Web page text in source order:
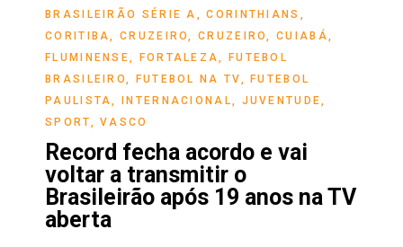
BRASILEIRÃO SÉRIE A
,CORINTHIANS
CORITIBA
,CRUZEIRO ,CRUZEIRO ,CUIABÁ
FLUMINENSE
FORTALEZA
FUTEBOL
BRASILEIRO
FUTEBOL NA TV ,FUTEBOL
PAULISTA
,INTERNACIONAL JUVENTUDE
SPORT
,VASCO
Record fecha acordo e vai
voltar a transmitir o
Brasileirão após 19 anos na TV
aberta